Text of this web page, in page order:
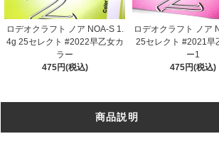
ロデオクラフト ノア NOA-S 1.
4g 25セレクト #2022早乙女カ
ラー
475円(税込)
ロデオクラフト ノア
25セレクト #2021早
ー1
475円(税込)
商品説明